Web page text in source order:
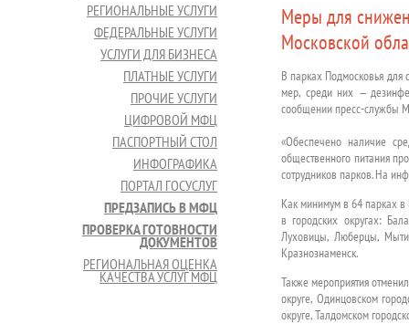
РЕГИОНАЛЬНЫЕ УСЛУГИ
ФЕДЕРАЛЬНЫЕ УСЛУГИ
УСЛУГИ ДЛЯ БИЗНЕСА
ПЛАТНЫЕ УСЛУГИ
ПРОЧИЕ УСЛУГИ
ЦИФРОВОЙ МФЦ
ПАСПОРТНЫЙ СТОЛ
ИНФОГРАФИКА
ПОРТАЛ ГОСУСЛУГ
ПРЕДЗАПИСЬ В МФЦ
ПРОВЕРКА ГОТОВНОСТИ
ДОКУМЕНТОВ
РЕГИОНАЛЬНАЯ ОЦЕНКА
КАЧЕСТВА УСЛУГ МФЦ
Меры для
Московской
В парках Подмосковья для
мер, среди них —
сообщении пресс-службы
«Обеспечено наличие
общественного питания
сотрудников парков. На
Как минимум в 64 парках в
в городских округах:
Луховицы, Люберцы,
Кразнознаменск.
Также мероприятия
округе, Одинцовском
округе, Талдомском